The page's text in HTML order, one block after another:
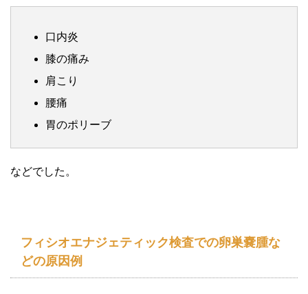
口内炎
膝の痛み
肩こり
腰痛
胃のポリーブ
などでした。
フィシオエナジェティック検査での卵巣嚢腫な
どの原因例